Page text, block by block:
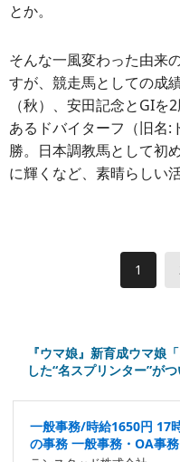
とか。
そんな一風変わった由来
すが、競走馬としての成
（秋）、安田記念とGI
あるドバイターフ（旧名:
勝。日本調教馬として初
に輝くなど、素晴らしい
1
『ウマ娘』新育成ウマ娘
した“名スプリンター”が
一般事務/時給1650円 17
の事務 一般事務・OA事務